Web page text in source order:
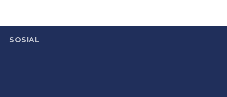
SOSIAL